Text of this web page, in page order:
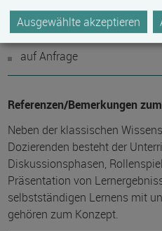
Bildungsgutschein
auf Anfrage
Referenzen/Bemerkungen
Neben der klassischen
Dozierenden besteht der
Diskussionsphasen,
Präsentation von
selbstständigen Lernens mit
gehören zum Konzept.
Ausgewählte akzeptieren